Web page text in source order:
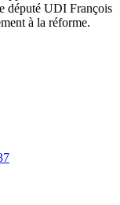
député UDI François
à la réforme.